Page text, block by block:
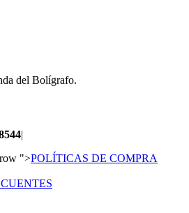
del Bolígrafo.
|
">POLÍTICAS DE COMPRA